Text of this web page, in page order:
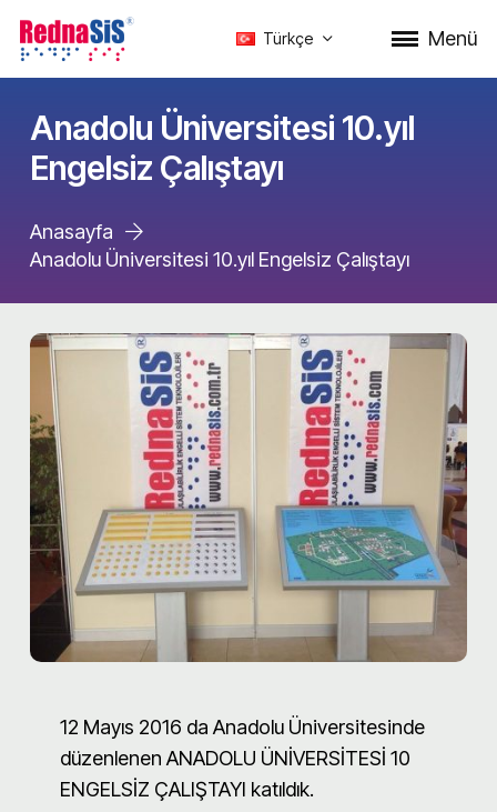
Türkçe Menü
Anadolu Üniversitesi 10.yıl
Engelsiz Çalıştayı
Anasayfa
Anadolu Üniversitesi 10.yıl Engelsiz Çalıştayı
12 Mayıs 2016 da Anadolu Üniversitesinde
düzenlenen ANADOLU ÜNİVERSİTESİ 10
ENGELSİZ ÇALIŞTAYI katıldık.